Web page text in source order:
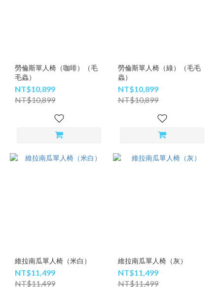
勞倫斯單人椅（咖啡）（毛
毛蟲）
NT$10,899
NT$10,899
勞倫斯單人椅（綠）（毛毛
蟲）
NT$10,899
NT$10,899
維拉南瓜單人椅（米白）
NT$11,499
NT$11,499
維拉南瓜單人椅（灰）
NT$11,499
NT$11,499